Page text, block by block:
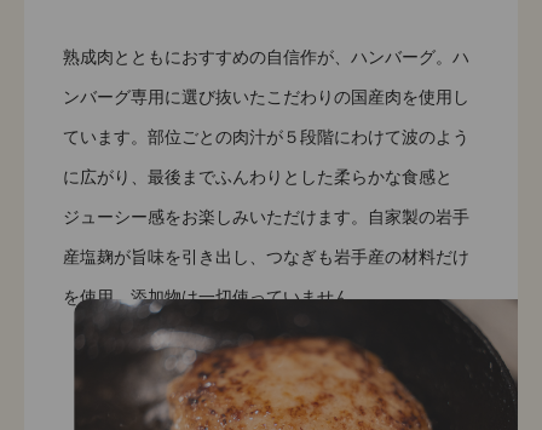
熟成肉とともにおすすめの自信作が、ハンバーグ。ハ
ンバーグ専用に選び抜いたこだわりの国産肉を使用し
ています。部位ごとの肉汁が５段階にわけて波のよう
に広がり、最後までふんわりとした柔らかな食感と
ジューシー感をお楽しみいただけます。自家製の岩手
産塩麹が旨味を引き出し、つなぎも岩手産の材料だけ
を使用。添加物は一切使っていません。